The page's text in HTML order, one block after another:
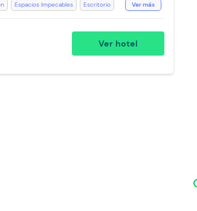
Espacios Impecables
Escritorio
Estación de Café
Ver más
Ver hotel